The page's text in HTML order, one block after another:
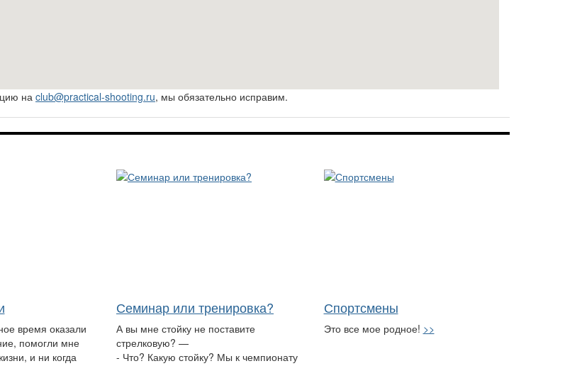
наclub@practical-shooting.ru, мы обязательно исправим.
время оказали
помогли мне
и ни когда
Семинар или тренировка?
А вы мне стойку не поставите
стрелковую? —
- Что? Какую стойку? Мы к чемпионату
Спортсмены
Это все мое родное! >>